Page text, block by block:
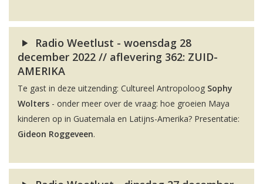
Radio Weetlust - woensdag 28
december 2022 // aflevering 362: ZUID-
AMERIKA
Te gast in deze uitzending: Cultureel Antropoloog Sophy
Wolters - onder meer over de vraag: hoe groeien Maya
kinderen op in Guatemala en Latijns-Amerika? Presentatie:
Gideon Roggeveen.